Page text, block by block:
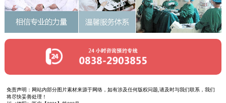
免责声明：网站内部分图片素材来源于网络，如有涉及任何版权问题,请及时与我们联系，我们
将尽快妥善处理！